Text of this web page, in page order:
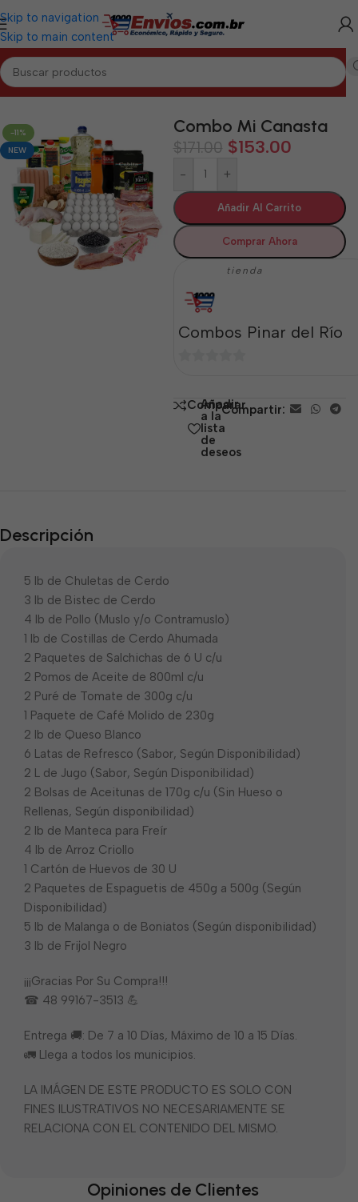
Skip to navigation
Skip to main content
Inicio/PINAR DEL RÍO/Combos Pinar del Río
-11%
NEW
Combo Mi Canasta
$171.00 $153.00
- +
Añadir Al Carrito
Comprar Ahora
tienda
Combos Pinar del Río
5 Comparar
Añadir
a la
lista
de
deseos
Compartir:
Descripción
5 lb de Chuletas de Cerdo
3 lb de Bistec de Cerdo
4 lb de Pollo (Muslo y/o Contramuslo)
1 lb de Costillas de Cerdo Ahumada
2 Paquetes de Salchichas de 6 U c/u
2 Pomos de Aceite de 800ml c/u
2 Puré de Tomate de 300g c/u
1 Paquete de Café Molido de 230g
2 lb de Queso Blanco
6 Latas de Refresco (Sabor, Según Disponibilidad)
2 L de Jugo (Sabor, Según Disponibilidad)
2 Bolsas de Aceitunas de 170g c/u (Sin Hueso o
Rellenas, Según disponibilidad)
2 lb de Manteca para Freír
4 lb de Arroz Criollo
1 Cartón de Huevos de 30 U
2 Paquetes de Espaguetis de 450g a 500g (Según
Disponibilidad)
5 lb de Malanga o de Boniatos (Según disponibilidad)
3 lb de Frijol Negro
¡¡¡Gracias Por Su Compra!!!
☎ 48 99167-3513 💪
Entrega 🚚: De 7 a 10 Días, Máximo de 10 a 15 Días.
🚛 Llega a todos los municipios.
LA IMÁGEN DE ESTE PRODUCTO ES SOLO CON
FINES ILUSTRATIVOS NO NECESARIAMENTE SE
RELACIONA CON EL CONTENIDO DEL MISMO.
Opiniones de Clientes